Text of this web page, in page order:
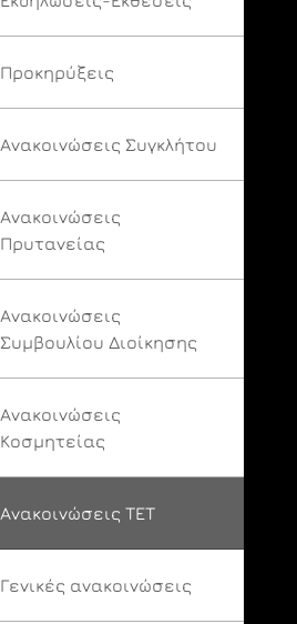
Προκηρύξεις
Ανακοινώσεις Συγκλήτου
Ανακοινώσεις
Πρυτανείας
Ανακοινώσεις
Συμβουλίου Διοίκησης
Ανακοινώσεις
Κοσμητείας
Ανακοινώσεις ΤΕΤ
Γενικές ανακοινώσεις